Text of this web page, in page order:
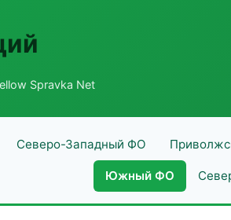
Spravka Net
Северо-Западный ФО
Южный ФО